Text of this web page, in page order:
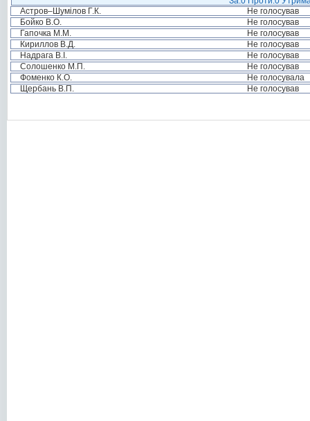
Астров–Шумілов Г.К.
Не голосував
Бойко В.О.
Не голосував
Гапочка М.М.
Не голосував
Кириллов В.Д.
Не голосував
Надрага В.І.
Не голосував
Солошенко М.П.
Не голосував
Фоменко К.О.
Не голосувала
Щербань В.П.
Не голосував